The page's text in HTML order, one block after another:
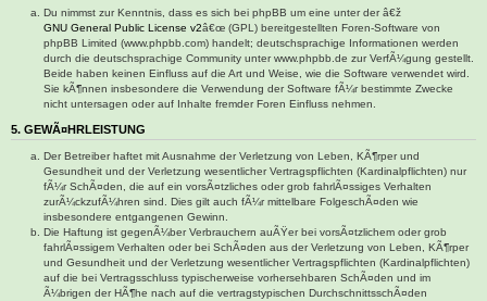
Du nimmst zur Kenntnis, dass es sich bei phpBB um eine unter der â€ž
GNU General Public License v2â€œ (GPL) bereitgestellten Foren-Software von
phpBB Limited (www.phpbb.com) handelt; deutschsprachige Informationen werden
durch die deutschsprachige Community unter www.phpbb.de zur VerfÃ¼gung gestellt.
Beide haben keinen Einfluss auf die Art und Weise, wie die Software verwendet wird.
Sie kÃ¶nnen insbesondere die Verwendung der Software fÃ¼r bestimmte Zwecke
nicht untersagen oder auf Inhalte fremder Foren Einfluss nehmen.
5. GEWÃ¤HRLEISTUNG
Der Betreiber haftet mit Ausnahme der Verletzung von Leben, KÃ¶rper und
Gesundheit und der Verletzung wesentlicher Vertragspflichten (Kardinalpflichten) nur
fÃ¼r SchÃ¤den, die auf ein vorsÃ¤tzliches oder grob fahrlÃ¤ssiges Verhalten
zurÃ¼ckzufÃ¼hren sind. Dies gilt auch fÃ¼r mittelbare FolgeschÃ¤den wie
insbesondere entgangenen Gewinn.
Die Haftung ist gegenÃ¼ber Verbrauchern auÃŸer bei vorsÃ¤tzlichem oder grob
fahrlÃ¤ssigem Verhalten oder bei SchÃ¤den aus der Verletzung von Leben, KÃ¶rper
und Gesundheit und der Verletzung wesentlicher Vertragspflichten (Kardinalpflichten)
auf die bei Vertragsschluss typischerweise vorhersehbaren SchÃ¤den und im
Ã¼brigen der HÃ¶he nach auf die vertragstypischen DurchschnittsschÃ¤den